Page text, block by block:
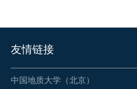
友情链接
中国地质大学（北京）